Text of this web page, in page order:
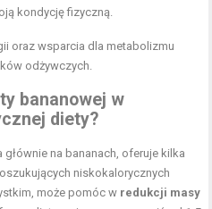
kondycję fizyczną.
oraz wsparcia dla metabolizmu
odżywczych.
bananowej w
diety?
głównie na bananach, oferuje kilka
niskokalorycznych
może pomóc w redukcji masy